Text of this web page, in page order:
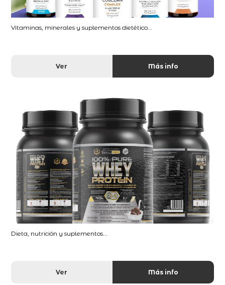
Vitaminas, minerales y suplementos dietético...
Ver Más info
Dieta, nutrición y suplementos...
Ver Más info